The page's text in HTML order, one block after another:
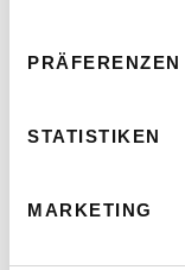
PRÄFERENZEN
STATISTIKEN
MARKETING